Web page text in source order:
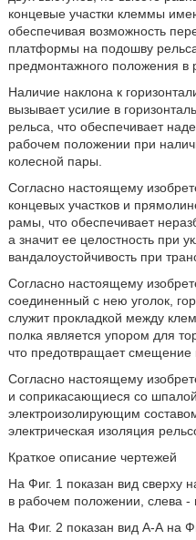
концевые участки клеммы
обеспечивая возможность
платформы на подошву
предмонтажного положения в
Наличие наклона к
вызывает усилие в
рельса, что обеспечивает
рабочем положении при
колесной пары.
Согласно настоящему
концевых участков и
рамы, что обеспечивает
а значит ее целостность при
вандалоустойчивость при
Согласно настоящему
соединенный с нею уголок,
служит прокладкой между
полка является упором для
что предотвращает смещение
Согласно настоящему
и соприкасающиеся со
электроизолирующим
электрическая изоляция
Краткое описание чертежей
На Фиг. 1 показан вид сверху
в рабочем положении, слева
На Фиг. 2 показан вид А-А на